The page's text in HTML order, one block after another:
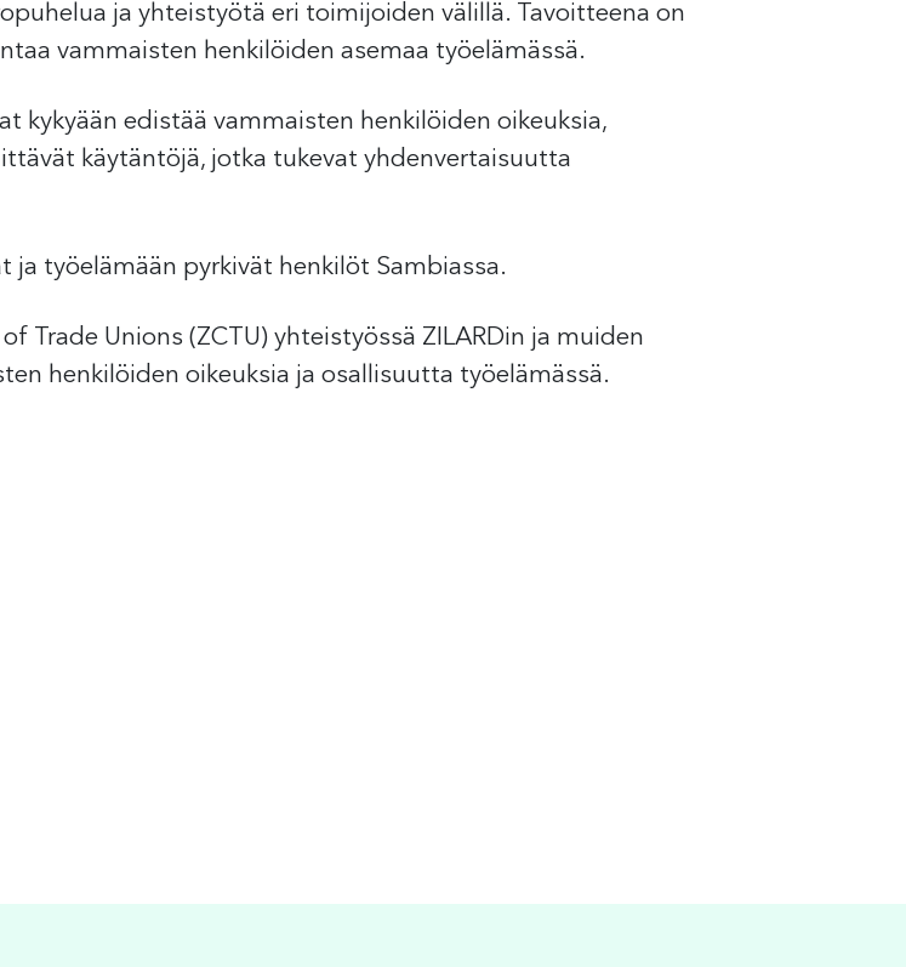
ja yhteistyötä eri toimijoiden välillä. Tavoitteena on
vammaisten henkilöiden asemaa työelämässä.
edistää vammaisten henkilöiden oikeuksia,
käytäntöjä, jotka tukevat yhdenvertaisuutta
ja työelämään pyrkivät henkilöt Sambiassa.
Trade Unions (ZCTU) yhteistyössä ZILARDin ja muiden
henkilöiden oikeuksia ja osallisuutta työelämässä.